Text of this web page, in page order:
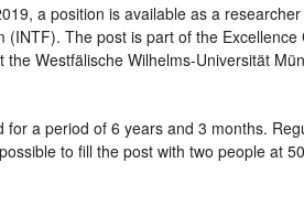
a position is available as a
(INTF). The post is part of the
the Westfälische Wilhelms-Universität
for a period of 6 years and 3 months.
to fill the post with two people at